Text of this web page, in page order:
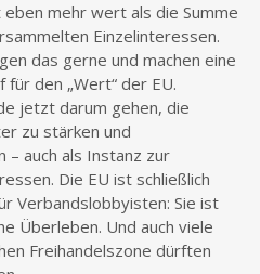
eben mehr wert als die Summe
Einzelinteressen.
das gerne und machen eine
für den „Wert“ der EU.
jetzt darum gehen, die
zu stärken und
– auch als Instanz zur
Die EU ist schließlich
Verbandslobbyisten: Sie ist
Überleben. Und auch viele
Freihandelszone dürften